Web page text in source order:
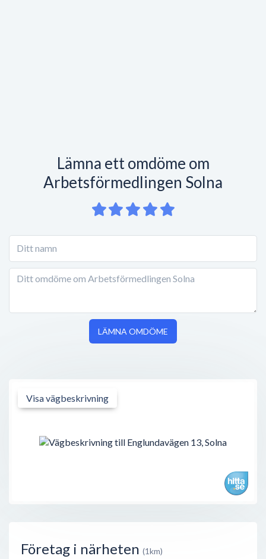
Lämna ett omdöme om
Arbetsförmedlingen Solna
LÄMNA OMDÖME
Visa vägbeskrivning
Företag i närheten (1km)